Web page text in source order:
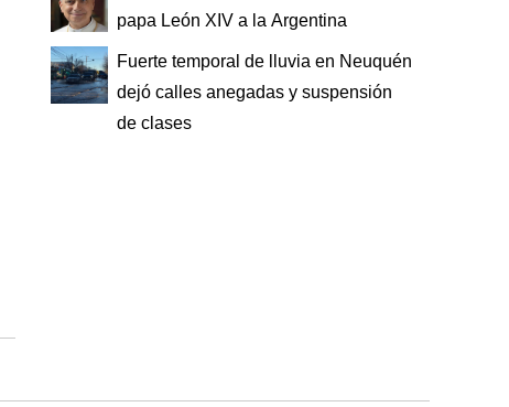
papa León XIV a la Argentina
Fuerte temporal de lluvia en Neuquén
dejó calles anegadas y suspensión
de clases